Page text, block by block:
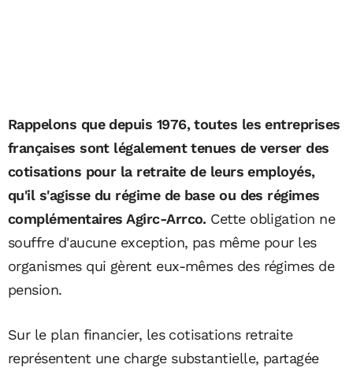
Rappelons que depuis 1976, toutes les entreprises
françaises sont légalement tenues de verser des
cotisations pour la retraite de leurs employés,
qu'il s'agisse du régime de base ou des régimes
complémentaires Agirc-Arrco. Cette obligation ne
souffre d'aucune exception, pas même pour les
organismes qui gèrent eux-mêmes des régimes de
pension.
Sur le plan financier, les cotisations retraite
représentent une charge substantielle, partagée